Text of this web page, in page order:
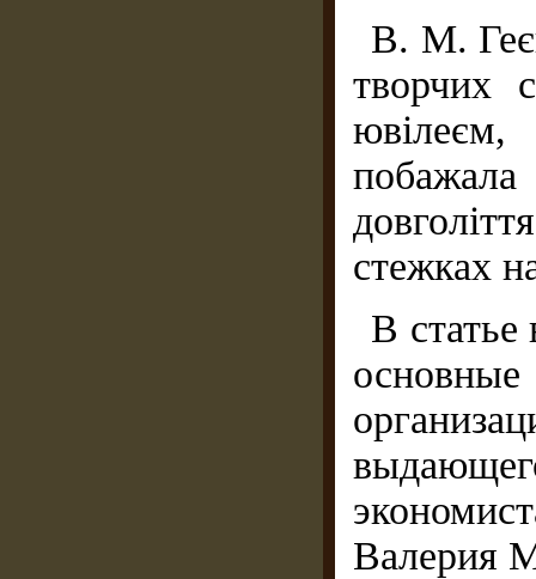
В. М.
творчих
стежках
В статье
Валерия